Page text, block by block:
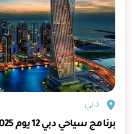
دبي
برنامج سياحي دبي 12 يوم 2025